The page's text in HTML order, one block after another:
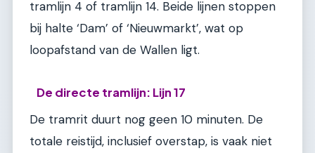
tramlijn 4 of tramlijn 14. Beide lijnen stoppen
bij halte ‘Dam’ of ‘Nieuwmarkt’, wat op
loopafstand van de Wallen ligt.
De directe tramlijn: Lijn 17
De tramrit duurt nog geen 10 minuten. De
totale reistijd, inclusief overstap, is vaak niet